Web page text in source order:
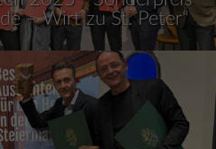
– Wirt zu St. Peter“